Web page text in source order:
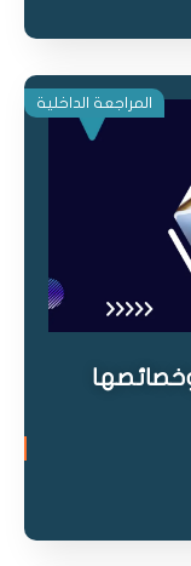
المراجعة الداخلية